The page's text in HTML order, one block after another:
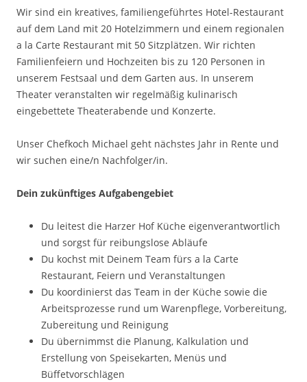
Wir sind ein kreatives, familiengeführtes Hotel-Restaurant
auf dem Land mit 20 Hotelzimmern und einem regionalen
a la Carte Restaurant mit 50 Sitzplätzen. Wir richten
Familienfeiern und Hochzeiten bis zu 120 Personen in
unserem Festsaal und dem Garten aus. In unserem
Theater veranstalten wir regelmäßig kulinarisch
eingebettete Theaterabende und Konzerte.
Unser Chefkoch Michael geht nächstes Jahr in Rente und
wir suchen eine/n Nachfolger/in.
Dein zukünftiges Aufgabengebiet
Du leitest die Harzer Hof Küche eigenverantwortlich
und sorgst für reibungslose Abläufe
Du kochst mit Deinem Team fürs a la Carte
Restaurant, Feiern und Veranstaltungen
Du koordinierst das Team in der Küche sowie die
Arbeitsprozesse rund um Warenpflege, Vorbereitung,
Zubereitung und Reinigung
Du übernimmst die Planung, Kalkulation und
Erstellung von Speisekarten, Menüs und
Büffetvorschlägen